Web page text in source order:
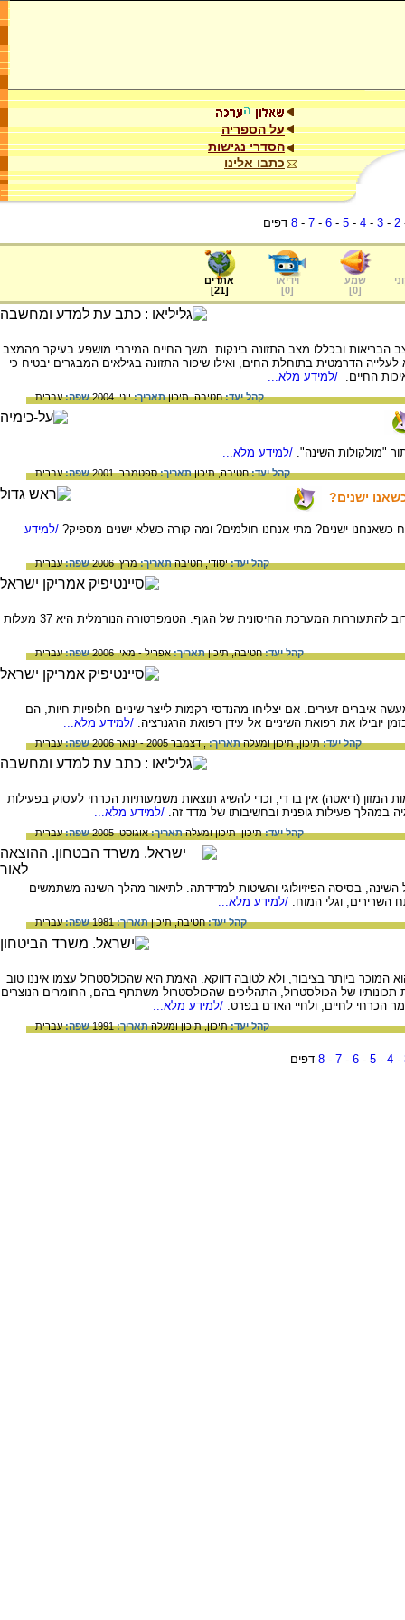
על הספריה
הסדרי נגישות
כתבו אלינו
2
-
3
-
4
-
5
-
6
-
7
-
8 דפים
שמע
[
0
]
וידיאו
[
0
]
אתרים
[
21
]
ובכללו מצב התזונה בינקות. משך החיים המירבי מושפע בעיקר מהמצב
לעלייה הדרמטית בתוחלת החים, ואילו שיפור התזונה בגילאים המבגרים יבטיח כי
החיים. /למידע מלא...
קהל יעד:חטיבה,תיכוןתאריך:יוני, 2004 שפה:עברית
"מולקולות השינה". /למידע מלא...
קהל יעד:חטיבה,תיכוןתאריך:ספטמבר, 2001 שפה:עברית
ישנים?
כשאנחנו ישנים? מתי אנחנו חולמים? ומה קורה כשלא ישנים מספיק? /למידע
קהל יעד:יסודי,חטיבהתאריך:מרץ, 2006 שפה:עברית
"חום", או עלייה בטמפרטורת הגוף, קשורה לרוב להתעוררות המערכת החיסונית של הגוף. הטמפרטורה הנורמלית היא 37 מעלות
קהל יעד:חטיבה,תיכוןתאריך:אפריל - מאי, 2006 שפה:עברית
איברים זעירים. אם יצליחו מהנדסי רקמות לייצר שיניים חלופיות חיות, הם
יובילו את רפואת השיניים אל עידן רפואת הרגנרציה. /למידע מלא...
קהל יעד:תיכון,תיכון ומעלהתאריך:, דצמבר 2005 - ינואר 2006 שפה:עברית
(דיאטה) אין בו די, וכדי להשיג תוצאות משמעותיות הכרחי לעסוק בפעילות
במהלך פעילות גופנית ובחשיבותו של מדד זה. /למידע מלא...
קהל יעד:תיכון,תיכון ומעלהתאריך:אוגוסט, 2005 שפה:עברית
בסיסה הפיזיולוגי והשיטות למדידתה. לתיאור מהלך השינה משתמשים
השרירים, וגלי המוח. /למידע מלא...
קהל יעד:חטיבה,תיכוןתאריך:1981 שפה:עברית
המוכר ביותר בציבור, ולא לטובה דווקא. האמת היא שהכולסטרול עצמו איננו טוב
של הכולסטרול, התהליכים שהכולסטרול משתתף בהם, החומרים הנוצרים
הכרחי לחיים, ולחיי האדם בפרט. /למידע מלא...
קהל יעד:תיכון,תיכון ומעלהתאריך:1991 שפה:עברית
-
4
-
5
-
6
-
7
-
8 דפים